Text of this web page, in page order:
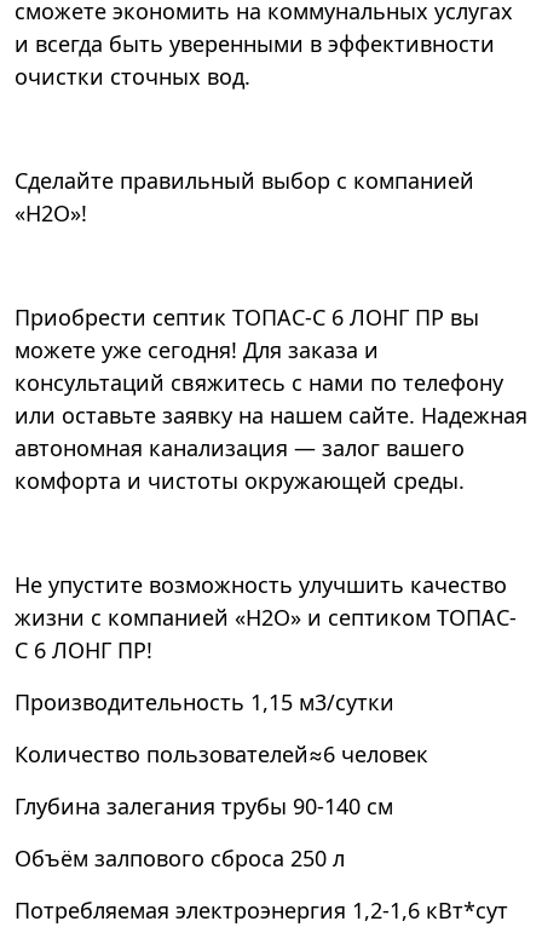
сможете экономить на коммунальных услугах
и всегда быть уверенными в эффективности
очистки сточных вод.
Сделайте правильный выбор с компанией
«Н2О»!
Приобрести септик ТОПАС-С 6 ЛОНГ ПР вы
можете уже сегодня! Для заказа и
консультаций свяжитесь с нами по телефону
или оставьте заявку на нашем сайте. Надежная
автономная канализация — залог вашего
комфорта и чистоты окружающей среды.
Не упустите возможность улучшить качество
жизни с компанией «Н2О» и септиком ТОПАС-
С 6 ЛОНГ ПР!
Производительность 1,15 м3/сутки
Количество пользователей≈6 человек
Глубина залегания трубы 90-140 см
Объём залпового сброса 250 л
Потребляемая электроэнергия 1,2-1,6 кВт*сут